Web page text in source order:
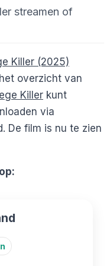
streamen of
Killer (2025)
overzicht van
Killer kunt
via
De film is nu te zien